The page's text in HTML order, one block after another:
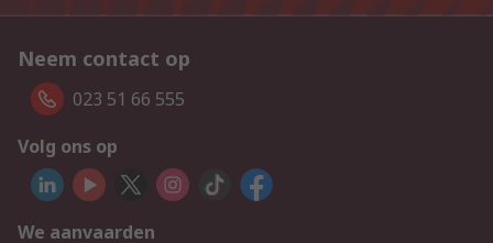
Neem contact op
023 51 66 555
Volg ons op
We aanvaarden